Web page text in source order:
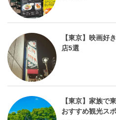
【東京】映画好
店5選
【東京】家族で
おすすめ観光ス